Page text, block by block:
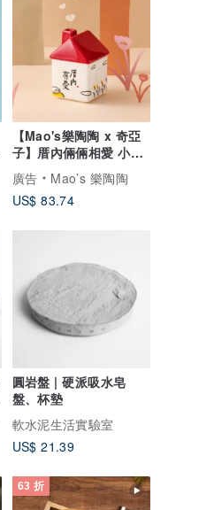
【Mao's樂陶陶 x 奇亞
子】厝內倆倆相愛 小屋
單入禮盒組
廣告
Mao’s 樂陶陶
US$ 83.74
圓岩盤 | 硬派吸水皂
盤、杯墊
軟水泥生活實驗室
US$ 21.39
63 折